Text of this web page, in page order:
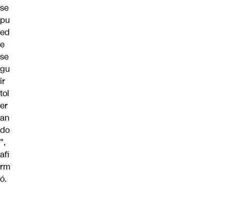
se
pu
ed
e
se
gu
ir
tol
er
an
do
",
afi
rm
ó.